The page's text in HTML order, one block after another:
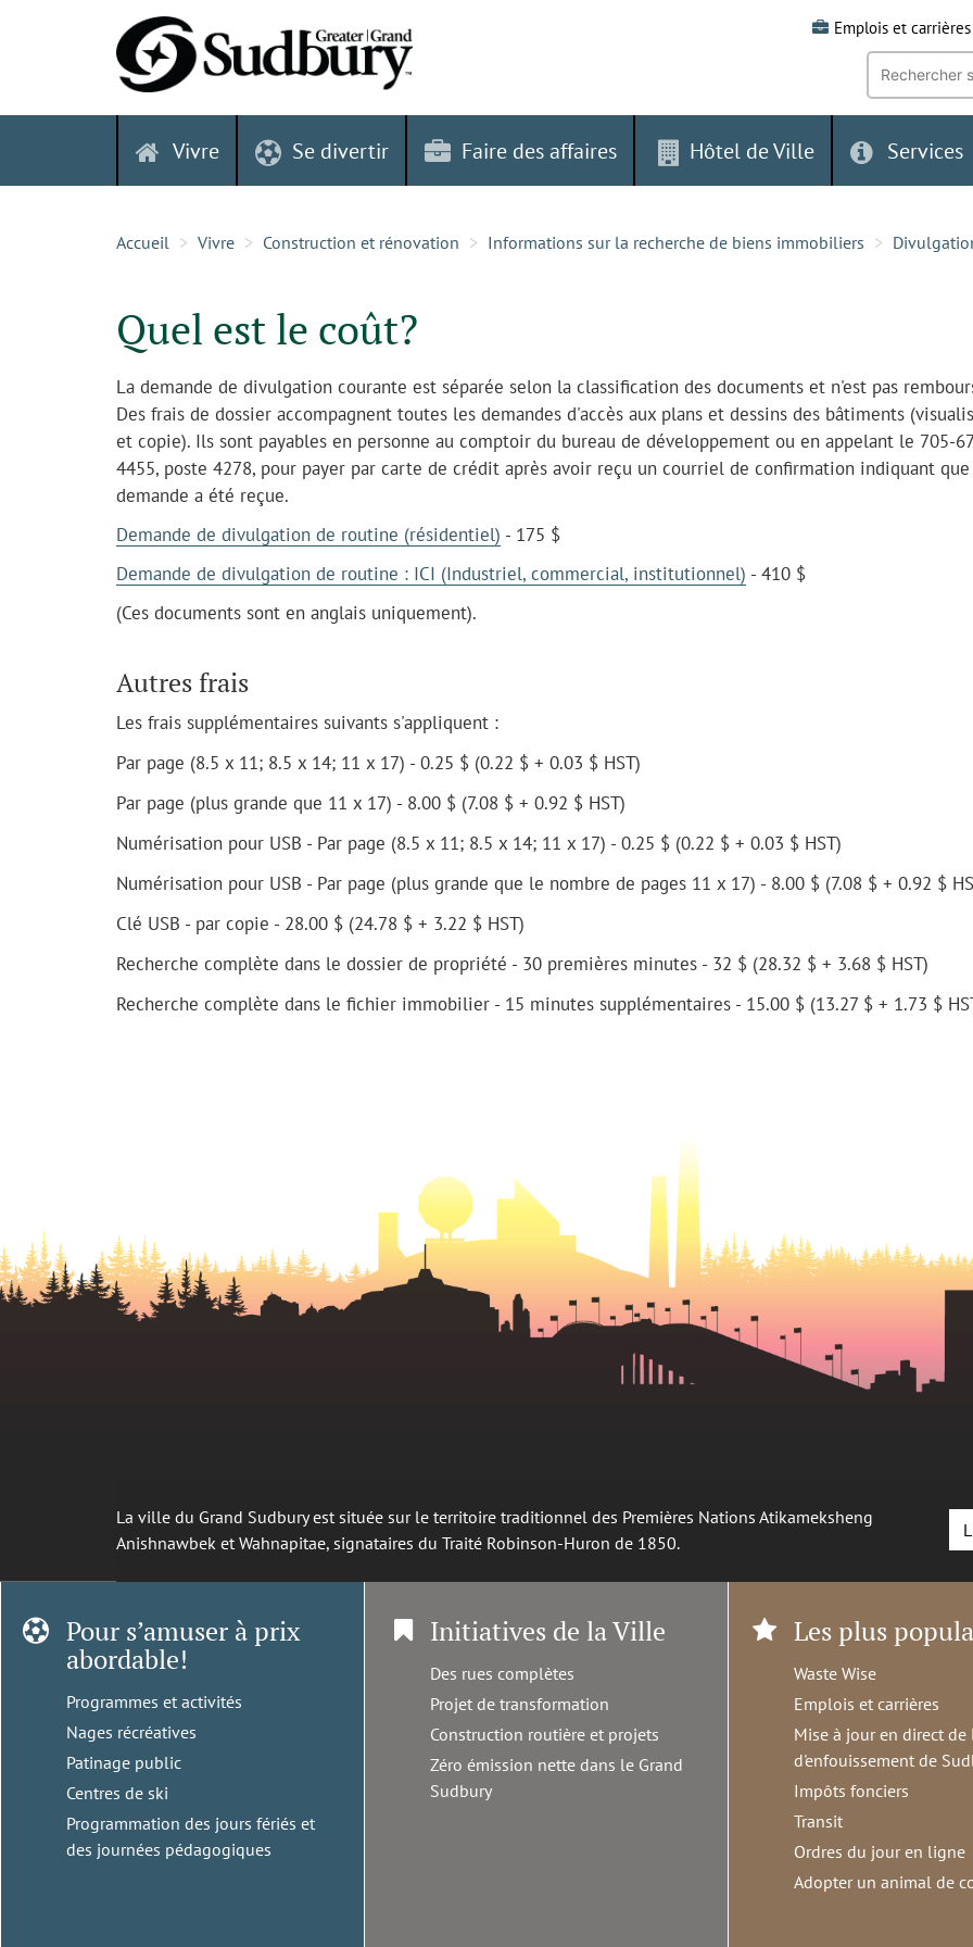
Emplois et carrières
Recherche
mot-
clé:
Vivre Se divertir Faire des affaires Hôtel de Ville Services
Accueil Vivre Construction et rénovation Informations sur la recherche de biens immobiliers
Quel est le coût?
La demande de divulgation courante est séparée selon la classification des documents et n'est pas
Des frais de dossier accompagnent toutes les demandes d'accès aux plans et dessins des bâtiments
et copie). Ils sont payables en personne au comptoir du bureau de développement ou en appelant le 705-
4455, poste 4278, pour payer par carte de crédit après avoir reçu un courriel de confirmation indiquant
demande a été reçue.
Demande de divulgation de routine (résidentiel) - 175 $
Demande de divulgation de routine : ICI (Industriel, commercial, institutionnel) - 410 $
(Ces documents sont en anglais uniquement).
Autres frais
Les frais supplémentaires suivants s'appliquent :
Par page (8.5 x 11; 8.5 x 14; 11 x 17) - 0.25 $ (0.22 $ + 0.03 $ HST)
Par page (plus grande que 11 x 17) - 8.00 $ (7.08 $ + 0.92 $ HST)
Numérisation pour USB - Par page (8.5 x 11; 8.5 x 14; 11 x 17) - 0.25 $ (0.22 $ + 0.03 $ HST)
Numérisation pour USB - Par page (plus grande que le nombre de pages 11 x 17) - 8.00 $ (7.08 $ + 0.92 $
Clé USB - par copie - 28.00 $ (24.78 $ + 3.22 $ HST)
Recherche complète dans le dossier de propriété - 30 premières minutes - 32 $ (28.32 $ + 3.68 $ HST)
Recherche complète dans le fichier immobilier - 15 minutes supplémentaires - 15.00 $ (13.27 $ + 1.73 $
La ville du Grand Sudbury est située sur le territoire traditionnel des Premières Nations Atikameksheng
Anishnawbek et Wahnapitae, signataires du Traité Robinson-Huron de 1850.
Pour s’amuser à prix
abordable!
Programmes et activités
Nages récréatives
Patinage public
Centres de ski
Programmation des jours fériés et
des journées pédagogiques
Initiatives de la Ville
Des rues complètes
Projet de transformation
Construction routière et projets
Zéro émission nette dans le Grand
Sudbury
Les plus
Waste Wise
Emplois et carrières
Mise à jour en direct de
d'enfouissement de
Impôts fonciers
Transit
Ordres du jour en ligne
Adopter un animal de